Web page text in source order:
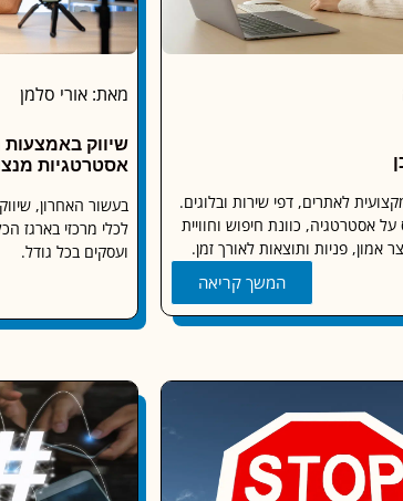
המשך קריאה
לאתרים, דפי שירות ובלוגים.
אסטרטגיה, כוונת חיפוש וחוויית
אמון, פניות ותוצאות לאורך זמן.
שיווק
אסטרטגיות
מאת: אורי סלמן
בעשור האחרון,
לכלי מרכזי בארגז
ועסקים בכל גודל.